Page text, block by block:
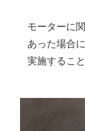
モーターに
あった場合
実施するこ